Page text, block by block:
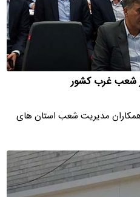
شعب غرب کشور
همکاران مدیریت شعب استان های